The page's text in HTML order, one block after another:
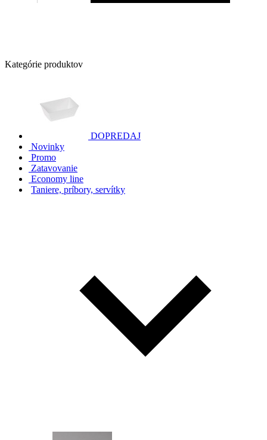
Kategórie produktov
DOPREDAJ
Novinky
Promo
Zatavovanie
Economy line
Taniere, príbory, servítky